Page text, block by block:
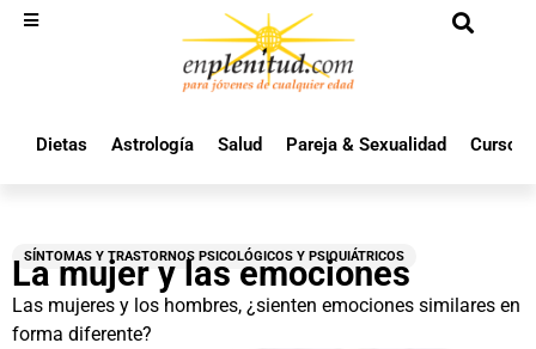
Dietas Astrología Salud Pareja & Sexualidad Cursos
SÍNTOMAS Y TRASTORNOS PSICOLÓGICOS Y PSIQUIÁTRICOS
La mujer y las emociones
Las mujeres y los hombres, ¿sienten emociones similares en
forma diferente?